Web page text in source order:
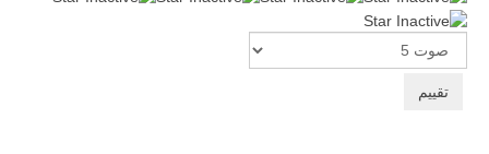
Rate